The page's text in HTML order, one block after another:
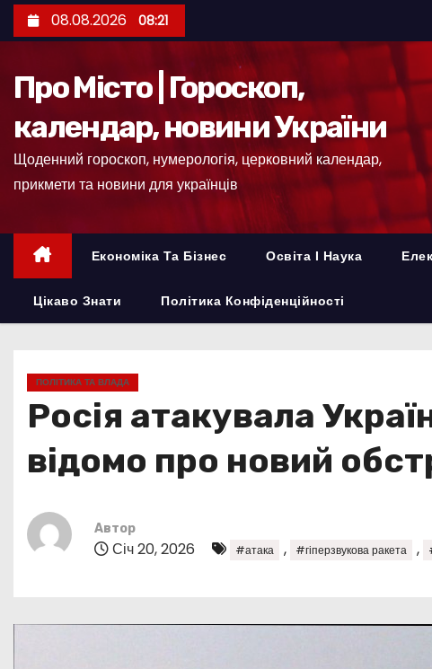
е
к
08.08.2026 08:21
Про Місто | Гороскоп,
календар, новини України
Щоденний гороскоп, нумерологія, церковний календар,
прикмети та новини для українців
Економіка Та Бізнес Освіта І Наука
Цікаво Знати Політика Конфіденційності
ПОЛІТИКА ТА ВЛАДА
Росія атакувала
відомо про новий
Автор
Січ 20, 2026 #атака , #гіперзвукова ракета ,